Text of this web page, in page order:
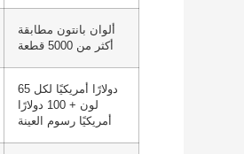
ألوان بانتون مطابقة
أكثر من 5000 قطعة
65 دولارًا أمريكيًا لكل
لون + 100 دولارًا
أمريكيًا رسوم العينة